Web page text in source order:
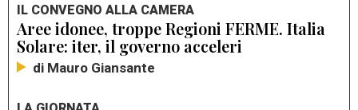
IL CONVEGNO ALLA CAMERA
Aree idonee, troppe Regioni FERME. Italia
Solare: iter, il governo acceleri
di Mauro Giansante